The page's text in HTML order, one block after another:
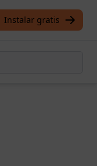
Instalar gratis